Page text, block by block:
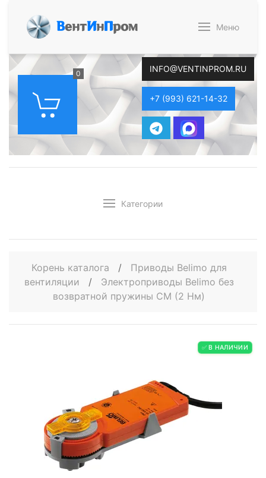
ВентИнПром Меню
0 INFO@VENTINPROM.RU
+7 (993) 621-14-32
Категории
Корень каталога /
Приводы Belimo для
вентиляции
/
Электроприводы Belimo без
возвратной пружины СМ (2 Нм)
✅ В НАЛИЧИИ